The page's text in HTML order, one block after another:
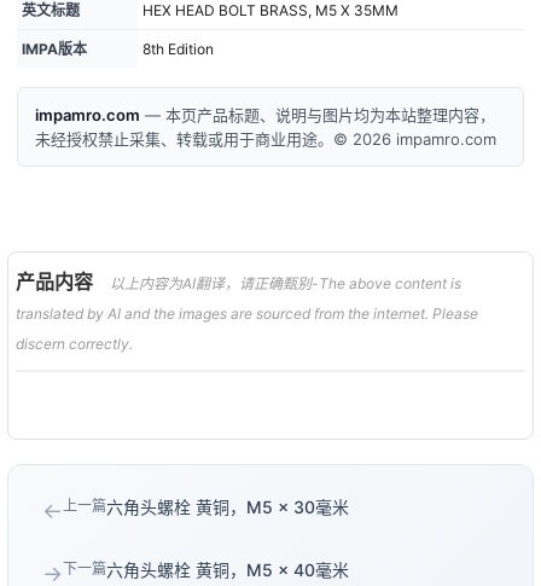
英文标题 HEX HEAD BOLT BRASS, M5 X 35MM
IMPA版本 8th Edition
impamro.com — 本页产品标题、说明与图片均为本站整理内容，
未经授权禁止采集、转载或用于商业用途。© 2026 impamro.com
产品内容
以上内容为AI翻译，请正确甄别-The above content is
translated by AI and the images are sourced from the internet. Please
discern correctly.
←上一篇六角头螺栓 黄铜，M5 × 30毫米
→下一篇六角头螺栓 黄铜，M5 × 40毫米